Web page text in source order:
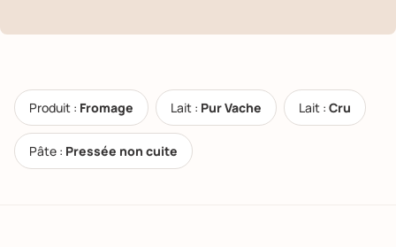
Produit : Fromage Lait : Pur Vache Lait : Cru
Pâte : Pressée non cuite